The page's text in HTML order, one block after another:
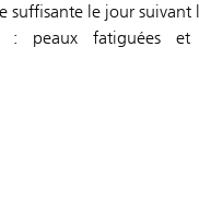
suffisante le jour suivant
: peaux fatiguées et